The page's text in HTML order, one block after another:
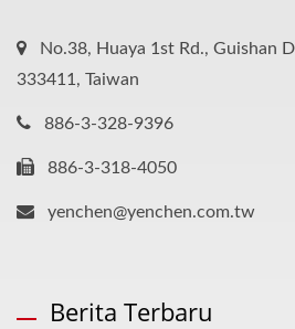
No.38, Huaya 1st Rd., Guishan
333411, Taiwan
886-3-328-9396
886-3-318-4050
yenchen@yenchen.com.tw
Berita Terbaru